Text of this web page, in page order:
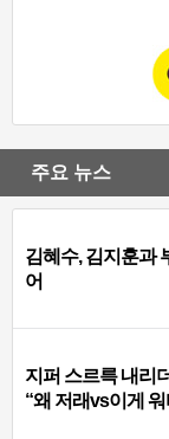
주요 뉴스
김혜수, 김지훈과
어
지퍼 스르륵 내리
“왜 저래vs이게